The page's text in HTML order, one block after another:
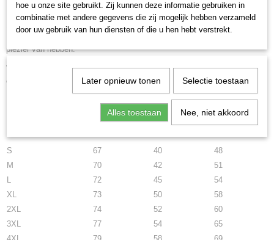
Dit geweldige witte of zwarte shirt met ronde hals en korte mouwen is van
100% katoen en 165 gram.
Indien het shirt binnenstebuiten gewassen wordt zal u er nog langer
plezier van hebben.
Verkrijgbaar in de maten S tot en met 5XL bekijk de maattaabel hieronder
om te zien welke maat u nodig heeft.
Lengte Schouders
S 67 40
48
M
70 42
51
L
72 45
54
XL
73 50
58
2XL
74 52
60
3XL
77 54
65
hoe u onze site gebruikt. Zij kunnen deze informatie gebruiken in
combinatie met andere gegevens die zij mogelijk hebben verzameld
door uw gebruik van hun diensten of die u hen hebt verstrekt.
Later opnieuw tonen Selectie toestaan
Alles toestaan Nee, niet akkoord